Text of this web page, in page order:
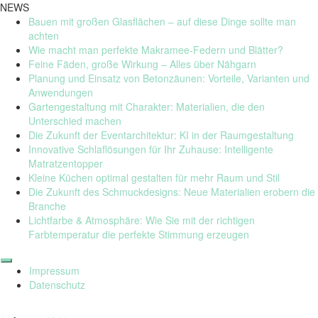
NEWS
Bauen mit großen Glasflächen – auf diese Dinge sollte man
achten
Wie macht man perfekte Makramee-Federn und Blätter?
Feine Fäden, große Wirkung – Alles über Nähgarn
Planung und Einsatz von Betonzäunen: Vorteile, Varianten und
Anwendungen
Gartengestaltung mit Charakter: Materialien, die den
Unterschied machen
Die Zukunft der Eventarchitektur: KI in der Raumgestaltung
Innovative Schlaflösungen für Ihr Zuhause: Intelligente
Matratzentopper
Kleine Küchen optimal gestalten für mehr Raum und Stil
Die Zukunft des Schmuckdesigns: Neue Materialien erobern die
Branche
Lichtfarbe & Atmosphäre: Wie Sie mit der richtigen
Farbtemperatur die perfekte Stimmung erzeugen
Skip
to
content
Impressum
Datenschutz